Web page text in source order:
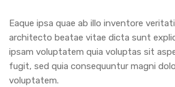
Eaque ipsa quae ab illo inventore
architecto beatae vitae dicta sunt
ipsam voluptatem quia voluptas sit
fugit, sed quia consequuntur magni
voluptatem.